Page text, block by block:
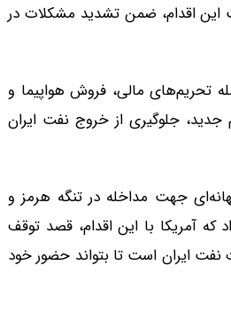
اقدام، ضمن تشدید مشکلات در
تحریم‌های مالی، فروش هواپیما و
جلوگیری از خروج نفت ایران
جهت مداخله در تنگه هرمز و
آمریکا با این اقدام، قصد توقف
ایران است تا بتواند حضور خود